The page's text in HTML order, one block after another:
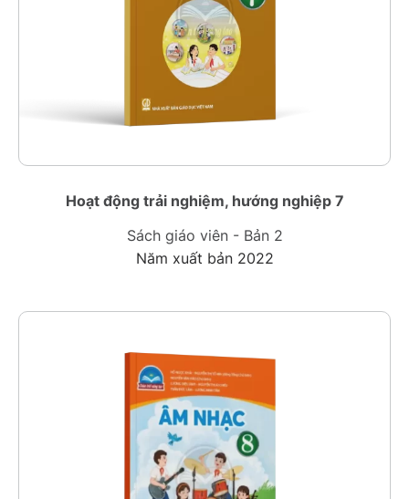
Hoạt động trải nghiệm, hướng nghiệp 7
Sách giáo viên - Bản 2
Năm xuất bản 2022